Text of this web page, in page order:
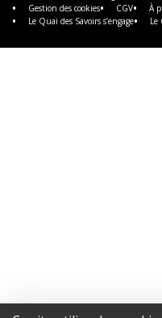
Gestion des cookies
CGV
À
Le Quai des Savoirs s’engage
Le